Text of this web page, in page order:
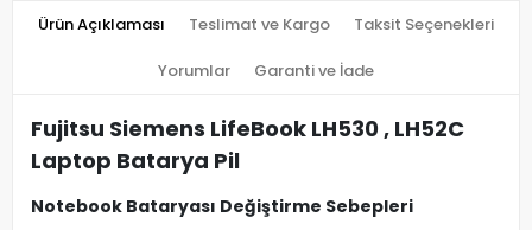
Ürün Açıklaması Teslimat ve Kargo Taksit Seçenekleri
Yorumlar Garanti ve İade
Fujitsu Siemens LifeBook LH530 , LH52C
Laptop Batarya Pil
Notebook Bataryası Değiştirme Sebepleri